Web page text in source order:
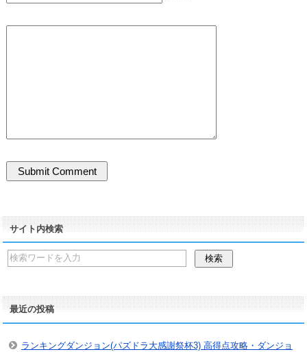
サイト内検索
最近の投稿
ランキングダンジョン(パズドラ大感謝祭杯3) 高得点攻略・ダンジョ